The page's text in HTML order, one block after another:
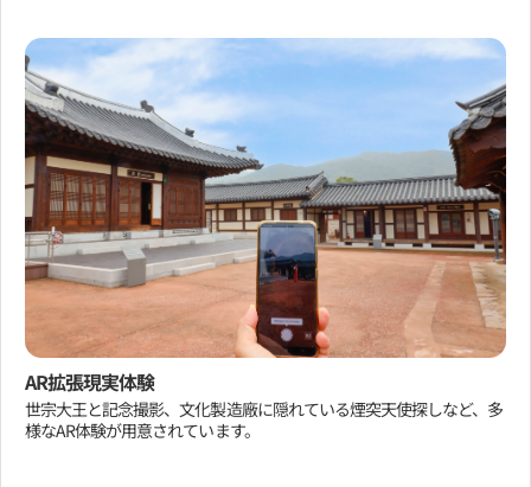
AR拡張現実体験
世宗大王と記念撮影、文化製造廠に隠れている煙突天使探しなど、多
様なAR体験が用意されています。